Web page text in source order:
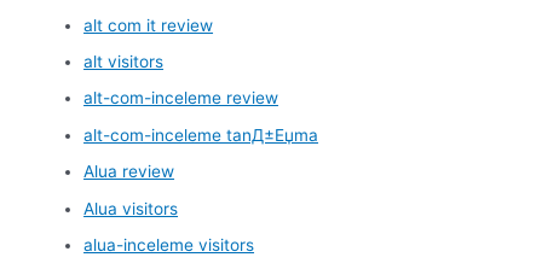
alt com it review
alt visitors
alt-com-inceleme review
alt-com-inceleme tanД±Еџma
Alua review
Alua visitors
alua-inceleme visitors